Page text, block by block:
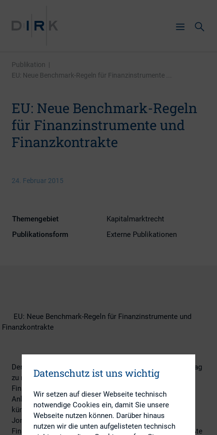
Publikation |
EU: Neue Benchmark-Regeln für Finanzinstrumente ...
EU: Neue Benchmark-Regeln
für Finanzinstrumente und
Finanzkontrakte
24. Februar 2015
Themengebiet
Kapitalmarktrecht
Publikationsform
Externe Publikationen
EU: Neue Benchmark-Regeln für Finanzinstrumente und
Finanzkontrakte
Der EU-Rat hat am 13.02.2015 dem Kommissionsvorschlag
zu neuen Benchmark-Regeln für Finanzinstrumente und
Finanzkontrakte zugestimmt, wodurch Benchmarks für
Anleihen, Aktien, Hypotheken und Verbraucherverträgen
künftig robuster und zuverlässiger werden.
Jonathan Hill, Kommissar für Finanzstabilität,
Finanzdienstleistungen und die Kapitalmarktunion begrüßte
Datenschutz ist uns wichtig
Wir setzen auf dieser Webseite technisch
notwendige Cookies ein, damit Sie unsere
Webseite nutzen können. Darüber hinaus
nutzen wir die unten aufgelisteten technisch